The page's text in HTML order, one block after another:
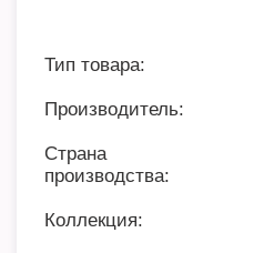
Тип товара:
Производитель:
Страна
производства:
Коллекция: